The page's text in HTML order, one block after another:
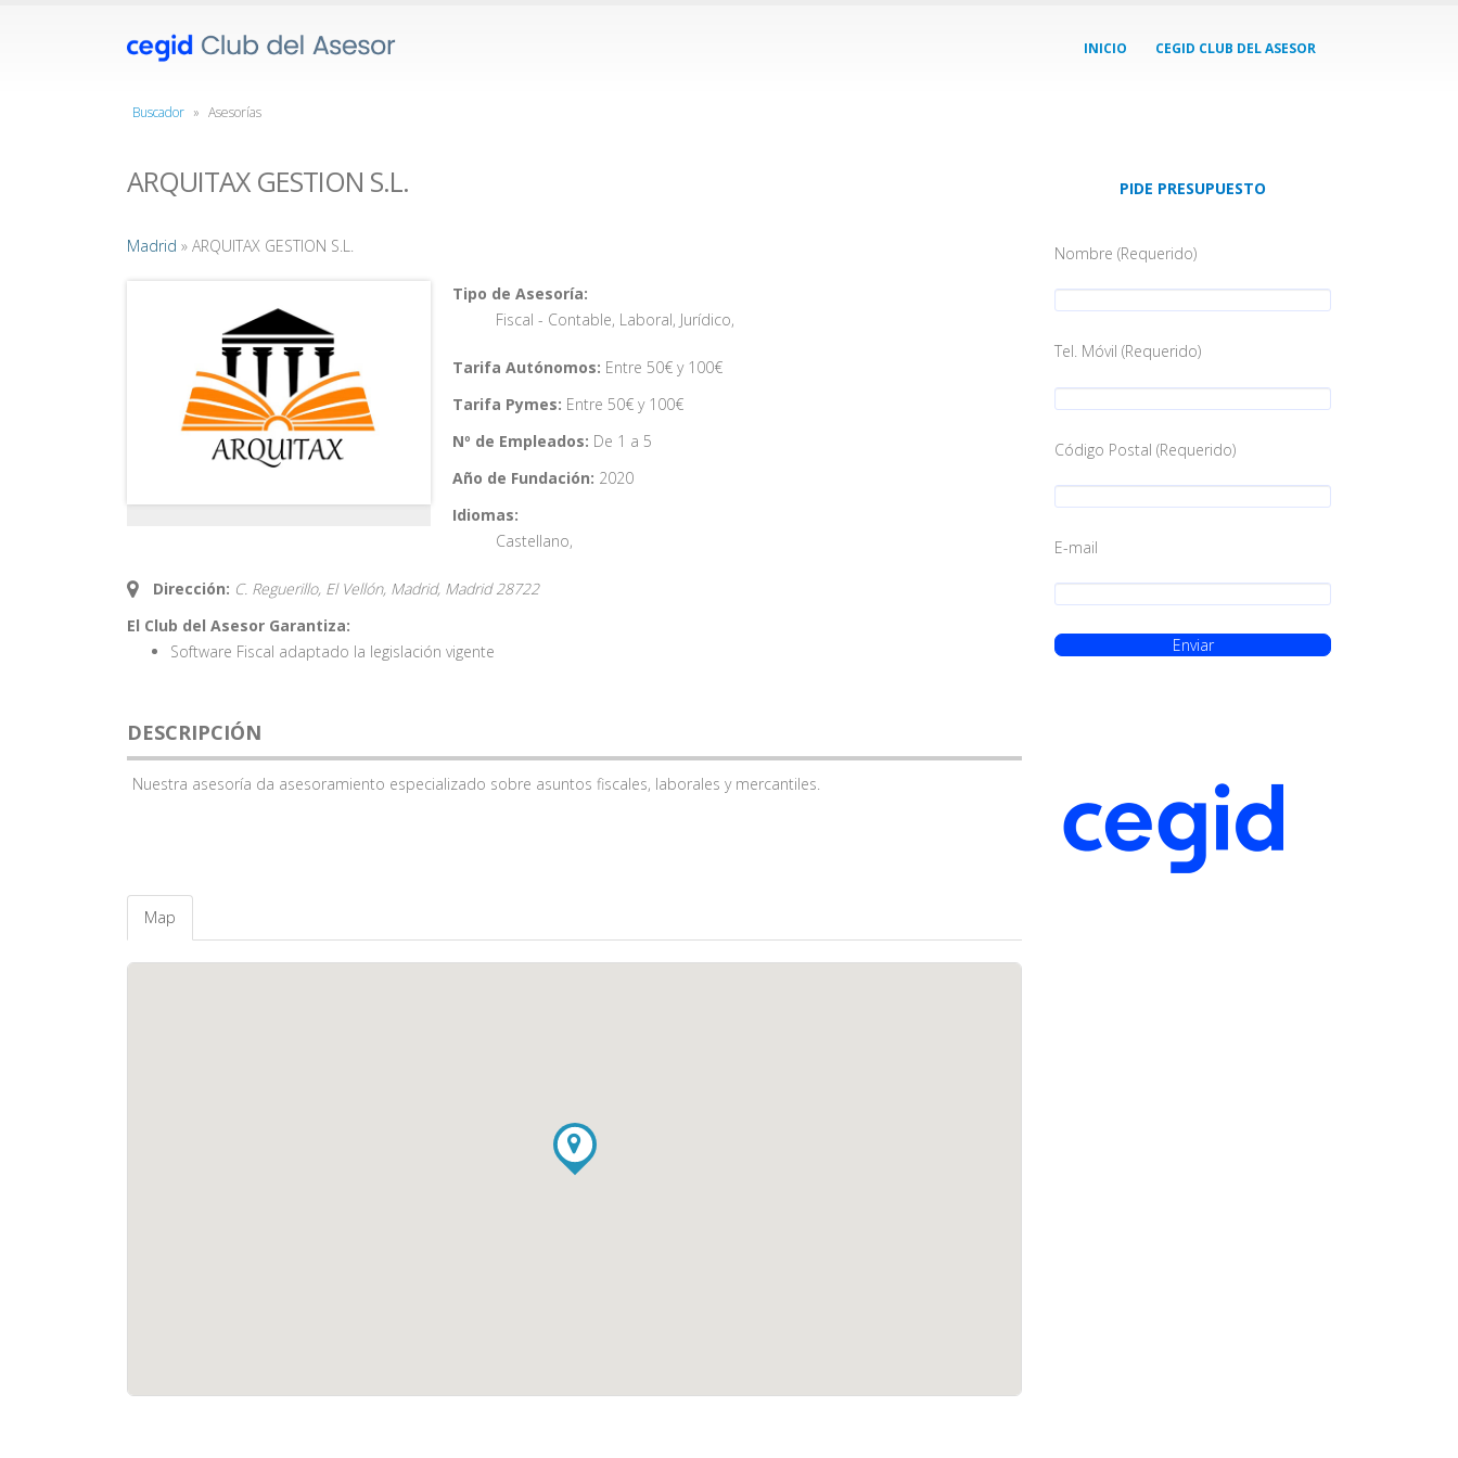
INICIO CEGID CLUB DEL ASESOR
Buscador » Asesorías
ARQUITAX GESTION S.L.
Madrid » ARQUITAX GESTION S.L.
Tipo de Asesoría:
Fiscal - Contable, Laboral, Jurídico,
Tarifa Autónomos: Entre 50€ y 100€
Tarifa Pymes: Entre 50€ y 100€
Nº de Empleados: De 1 a 5
Año de Fundación: 2020
Idiomas:
Castellano,
Dirección: C. Reguerillo, El Vellón, Madrid, Madrid 28722
El Club del Asesor Garantiza:
Software Fiscal adaptado la legislación vigente
DESCRIPCIÓN
Nuestra asesoría da asesoramiento especializado sobre asuntos fiscales, laborales y mercantiles.
Map
PIDE PRESUPUESTO
Nombre (Requerido)
Tel. Móvil (Requerido)
Código Postal (Requerido)
E-mail